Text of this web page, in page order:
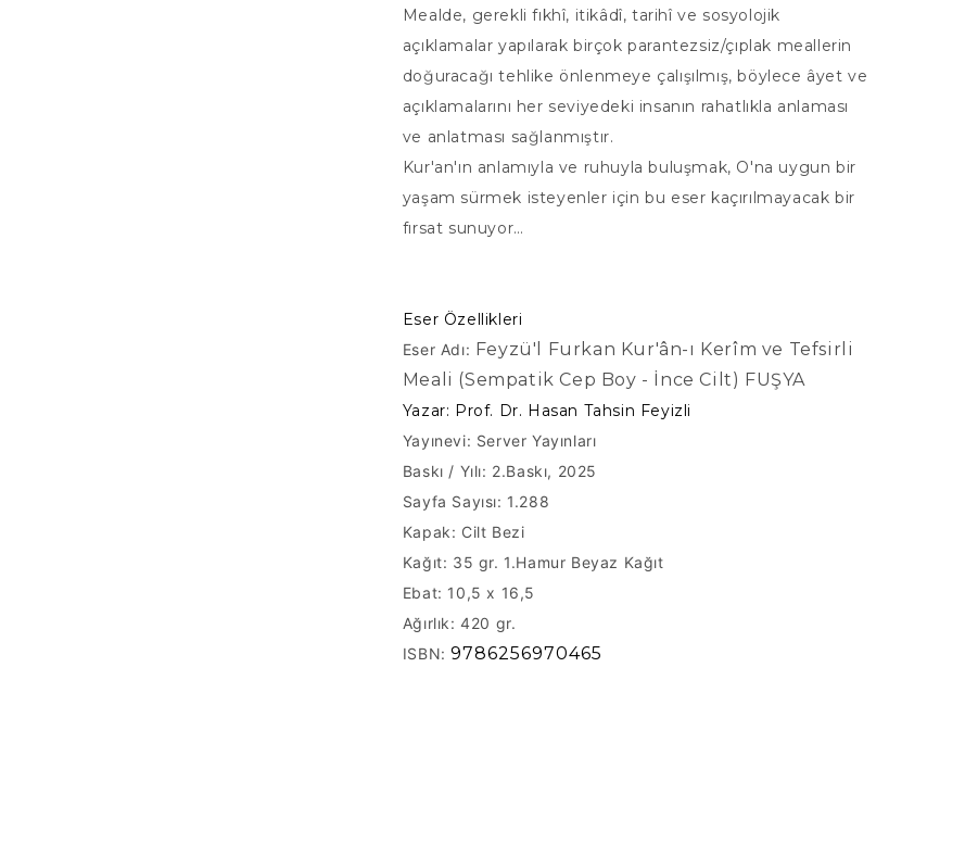
Mealde, gerekli fıkhî, itikâdî, tarihî ve sosyolojik
açıklamalar yapılarak birçok parantezsiz/çıplak meallerin
doğuracağı tehlike önlenmeye çalışılmış, böylece âyet ve
açıklamalarını her seviyedeki insanın rahatlıkla anlaması
ve anlatması sağlanmıştır.
Kur'an'ın anlamıyla ve ruhuyla buluşmak, O'na uygun bir
yaşam sürmek isteyenler için bu eser kaçırılmayacak bir
fırsat sunuyor…
Eser Özellikleri
Eser Adı: Feyzü'l Furkan Kur'ân-ı Kerîm ve Tefsirli
Meali (Sempatik Cep Boy - İnce Cilt) FUŞYA
Yazar: Prof. Dr. Hasan Tahsin Feyizli
Yayınevi: Server Yayınları
Baskı / Yılı: 2.Baskı, 2025
Sayfa Sayısı: 1.288
Kapak: Cilt Bezi
Kağıt: 35 gr. 1.Hamur Beyaz Kağıt
Ebat: 10,5 x 16,5
Ağırlık: 420 gr.
ISBN:9786256970465